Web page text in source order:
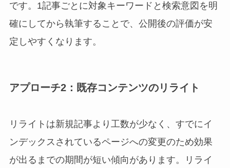
です。1記事ごとに対象キーワードと検索意図を明
確にしてから執筆することで、公開後の評価が安
定しやすくなります。
アプローチ2：既存コンテンツのリライト
リライトは新規記事より工数が少なく、すでにイ
ンデックスされているページへの変更のため効果
が出るまでの期間が短い傾向があります。リライ